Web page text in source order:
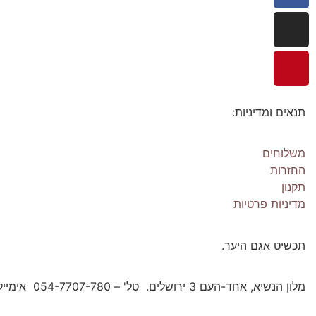
תנאים ומדיניות:
משלוחים
החזרות
תקנון
מדיניות פרטיות
תכשיט אגם היער.
מלון הנשיא, אחד-העם 3 ירושלים. טל' – 054-7707-780 אימייל: forestlakejewelry@gmail.com